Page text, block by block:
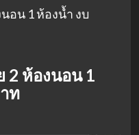
2 ห้องนอน 1
ท